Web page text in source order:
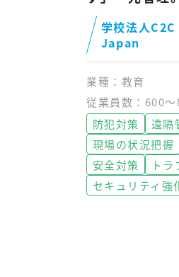
学校法人
Japan
業種：教育
従業員数：600
防犯対策
遠隔
現場の状況把握
安全対策
ト
セキュリティ強